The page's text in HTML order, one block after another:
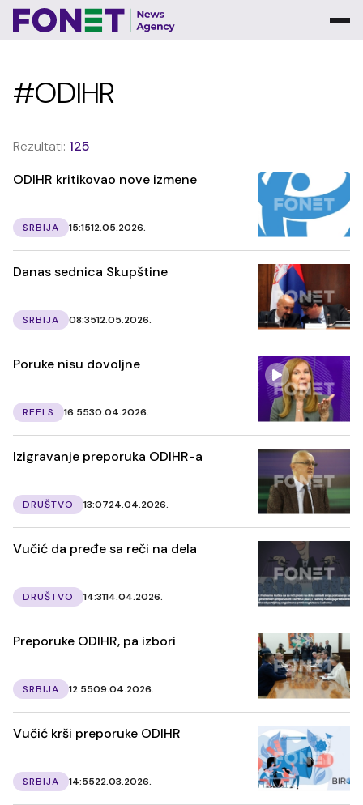
#ODIHR
Rezultati: 125
ODIHR kritikovao nove izmene
SRBIJA 15:1512.05.2026.
Danas sednica Skupštine
SRBIJA 08:3512.05.2026.
Poruke nisu dovoljne
REELS 16:5530.04.2026.
Izigravanje preporuka ODIHR-a
DRUŠTVO 13:0724.04.2026.
Vučić da pređe sa reči na dela
DRUŠTVO 14:3114.04.2026.
Preporuke ODIHR, pa izbori
SRBIJA 12:5509.04.2026.
Vučić krši preporuke ODIHR
SRBIJA 14:5522.03.2026.